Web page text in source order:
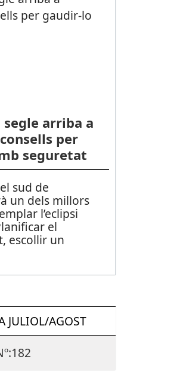
segle arriba a
per
seguretat
sud de
un dels millors
l’eclipsi
el
escollir un
JULIOL/AGOST